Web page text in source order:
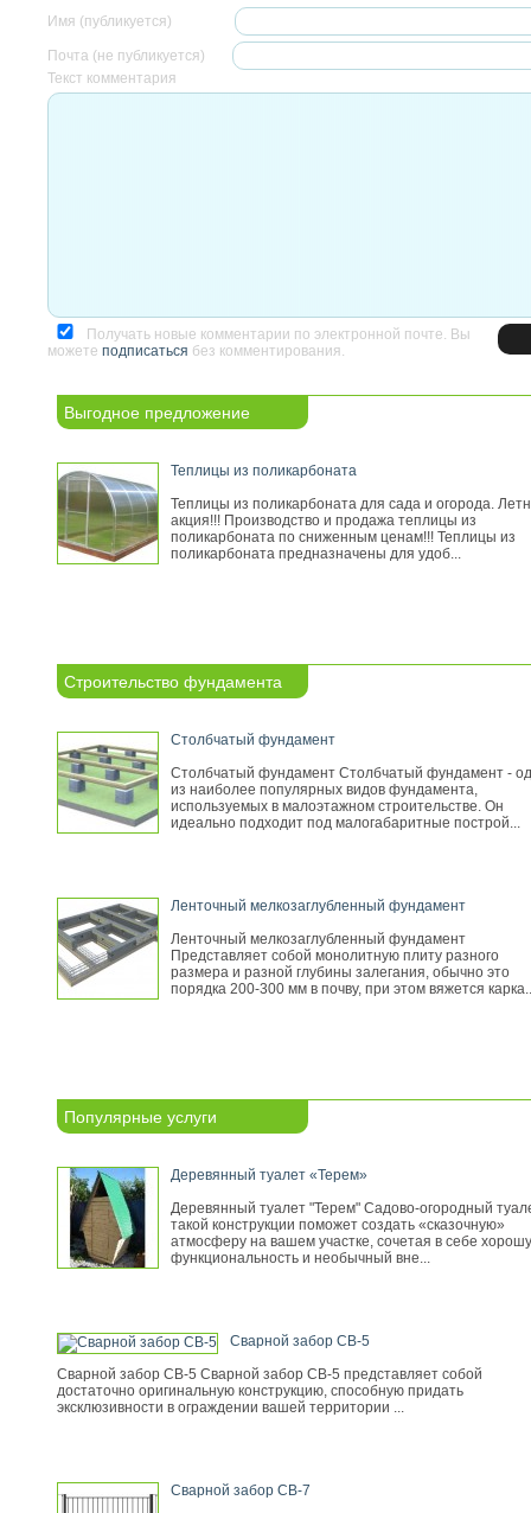
Имя (публикуется)
Почта (не публикуется)
Текст комментария
Получать новые комментарии по электронной почте. Вы
можете подписаться без комментирования.
Выгодное предложение
Теплицы из поликарбоната
Теплицы из поликарбоната для сада и огорода.
акция!!! Производство и продажа теплицы из
поликарбоната по сниженным ценам!!! Теплицы из
поликарбоната предназначены для удоб...
Строительство фундамента
Столбчатый фундамент
Столбчатый фундамент Столбчатый фундамент -
из наиболее популярных видов фундамента,
используемых в малоэтажном строительстве. Он
идеально подходит под малогабаритные построй...
Ленточный мелкозаглубленный фундамент
Ленточный мелкозаглубленный фундамент
Представляет собой монолитную плиту разного
размера и разной глубины залегания, обычно это
порядка 200-300 мм в почву, при этом вяжется
Популярные услуги
Деревянный туалет «Терем»
Деревянный туалет "Терем" Садово-огородный
такой конструкции поможет создать «сказочную»
атмосферу на вашем участке, сочетая в себе
функциональность и необычный вне...
Сварной забор СВ-5
Сварной забор СВ-5 Сварной забор СВ-5 представляет собой
достаточно оригинальную конструкцию, способную придать
эксклюзивности в ограждении вашей территории ...
Сварной забор СВ-7